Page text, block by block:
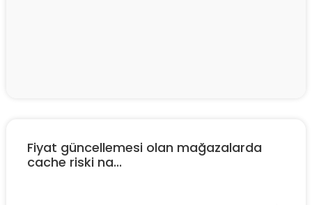
Fiyat güncellemesi olan mağazalarda
cache riski na...